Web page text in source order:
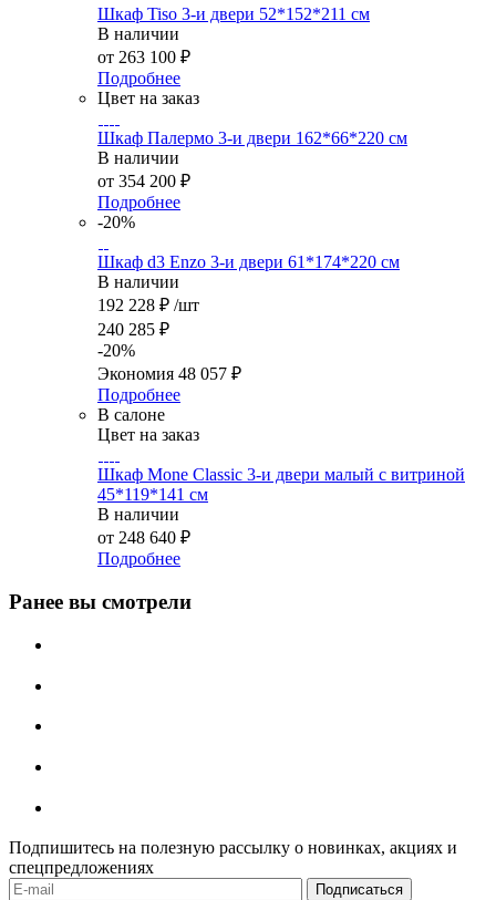
Шкаф Tiso 3-и двери 52*152*211 см
В наличии
от 263 100 ₽
Подробнее
Цвет на заказ
Шкаф Палермо 3-и двери 162*66*220 см
В наличии
от 354 200 ₽
Подробнее
-20%
Шкаф d3 Enzo 3-и двери 61*174*220 см
В наличии
192 228 ₽ /шт
240 285 ₽
-20%
Экономия 48 057 ₽
Подробнее
В салоне
Цвет на заказ
Шкаф Mone Classic 3-и двери малый с витриной
45*119*141 см
В наличии
от 248 640 ₽
Подробнее
Ранее вы смотрели
Подпишитесь на полезную рассылку о новинках, акциях и
спецпредложениях